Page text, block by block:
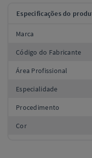
Especificações do
Marca
Código do Fabricante
Área Profissional
Especialidade
Procedimento
Cor